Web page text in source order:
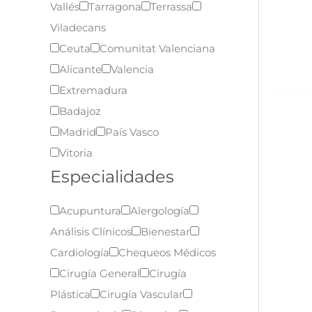
Vallés Tarragona
Terrassa
Viladecans
Ceuta
Comunitat Valenciana
Alicante
Valencia
Extremadura
Badajoz
Madrid
País Vasco
Vitoria
Especialidades
Acupuntura
Alergología
Análisis Clínicos
Bienestar
Cardiología
Chequeos Médicos
Cirugía General
Cirugía
Plástica
Cirugía Vascular